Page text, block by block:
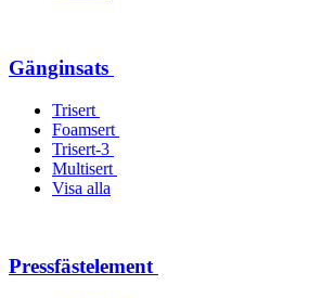
Gänginsats
Trisert
Foamsert
Trisert-3
Multisert
Visa alla
Pressfästelement